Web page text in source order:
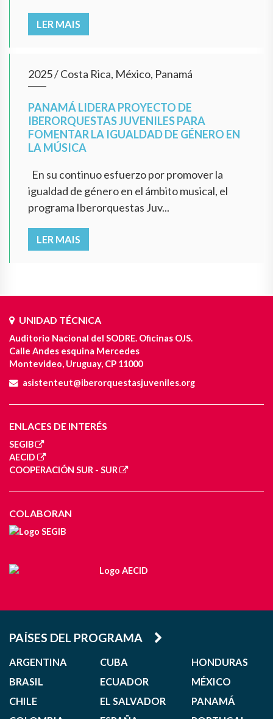
LER MAIS
2025/Costa Rica, México, Panamá
PANAMÁ LIDERA PROYECTO DE
IBERORQUESTAS JUVENILES PARA
FOMENTAR LA IGUALDAD DE GÉNERO EN
LA MÚSICA
En su continuo esfuerzo por promover la
igualdad de género en el ámbito musical, el
programa Iberorquestas Juv...
LER MAIS
UNIDAD TÉCNICA
Auditorio Nacional del SODRE. Oficinas OJS.
Calle Andes esquina Mercedes
Montevideo, Uruguay, CP 11000
asistenteut@iberorquestasjuveniles.org
ENLACES DE INTERÉS
SEGIB
AECID
COOPERACIÓN SUR - SUR
COLABORAN
PAÍSES DEL PROGRAMA
ARGENTINA
BRASIL
CHILE
CUBA
ECUADOR
EL SALVADOR
HONDURAS
MÉXICO
PANAMÁ